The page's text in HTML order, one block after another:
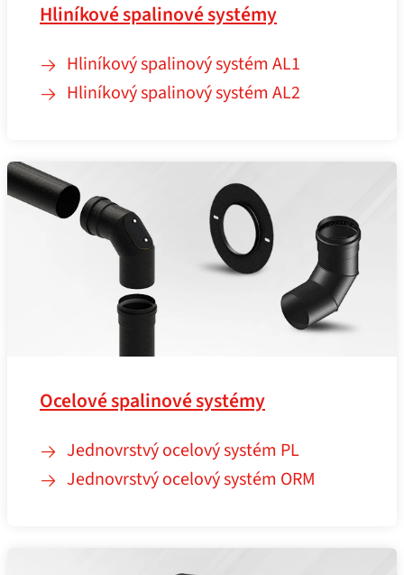
Hliníkové spalinové systémy
Hliníkový spalinový systém AL1
Hliníkový spalinový systém AL2
Ocelové spalinové systémy
Jednovrstvý ocelový systém PL
Jednovrstvý ocelový systém ORM